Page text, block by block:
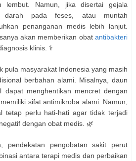
lembut. Namun, jika disertai gejala
darah pada feses, atau muntah
penanganan medis lebih lanjut.
akan memberikan obat antibakteri
klinis. ⚕️
pula masyarakat Indonesia yang masih
berbahan alami. Misalnya, daun
dapat menghentikan mencret dengan
sifat antimikroba alami. Namun,
tetap perlu hati-hati agar tidak terjadi
dengan obat medis. 🌿
pendekatan pengobatan sakit perut
antara terapi medis dan perbaikan